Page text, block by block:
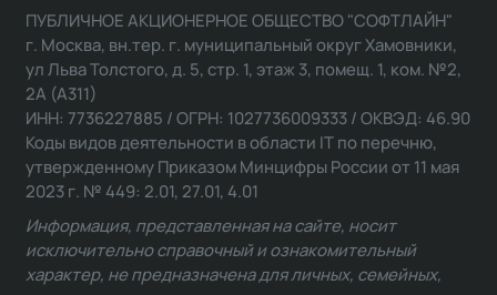
ПУБЛИЧНОЕ АКЦИОНЕРНОЕ ОБЩЕСТВО "СОФТЛАЙН"
г. Москва, вн.тер. г. муниципальный округ Хамовники,
ул Льва Толстого, д. 5, стр. 1, этаж 3, помещ. 1, ком. №2,
2А (А311)
ИНН: 7736227885 / ОГРН: 1027736009333 / ОКВЭД: 46.90
Коды видов деятельности в области IT по перечню,
утвержденному Приказом Минцифры России от 11 мая
2023 г. № 449: 2.01, 27.01, 4.01
Информация, представленная на сайте, носит
исключительно справочный и ознакомительный
характер, не предназначена для личных, семейных,